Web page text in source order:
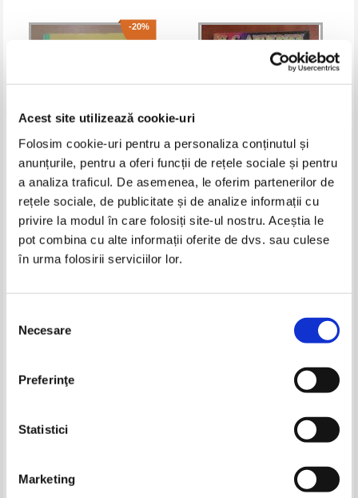
Acest site utilizează cookie-uri
Folosim cookie-uri pentru a personaliza conținutul și
anunțurile, pentru a oferi funcții de rețele sociale și pentru
a analiza traficul. De asemenea, le oferim partenerilor de
rețele sociale, de publicitate și de analize informații cu
privire la modul în care folosiți site-ul nostru. Aceștia le
pot combina cu alte informații oferite de dvs. sau culese
în urma folosirii serviciilor lor.
consimțământului
Necesare
Preferinţe
Statistici
Marketing
-20%
Vasilica Gheorghe - Cum? De
ce? De unde? Cand? Cultura
generala pentru clasele 1-4
Pret:15,00Lei 12,00 Lei
Adaugă în coș
Hans Christian Andersen -
Craiasa zapezii si alte povesti
Pret: 10,00 Lei
Adaugă în coș
distrandu - te, volumul 4.
-20%
Otilia Cazimir - Uite, vine Mos